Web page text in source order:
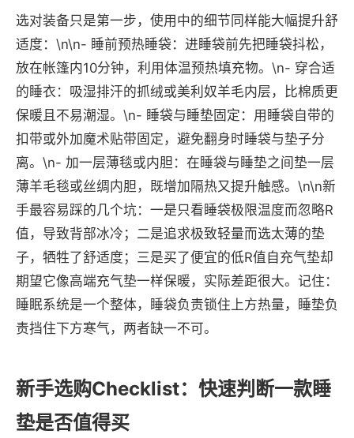
选对装备只是第一步，使用中的细节同样能大幅提升舒
适度：\n\n- 睡前预热睡袋：进睡袋前先把睡袋抖松，
放在帐篷内10分钟，利用体温预热填充物。\n- 穿合适
的睡衣：吸湿排汗的抓绒或美利奴羊毛内层，比棉质更
保暖且不易潮湿。\n- 睡袋与睡垫固定：用睡袋自带的
扣带或外加魔术贴带固定，避免翻身时睡袋与垫子分
离。\n- 加一层薄毯或内胆：在睡袋与睡垫之间垫一层
薄羊毛毯或丝绸内胆，既增加隔热又提升触感。\n\n新
手最容易踩的几个坑：一是只看睡袋极限温度而忽略R
值，导致背部冰冷；二是追求极致轻量而选太薄的垫
子，牺牲了舒适度；三是买了便宜的低R值自充气垫却
期望它像高端充气垫一样保暖，实际差距很大。记住：
睡眠系统是一个整体，睡袋负责锁住上方热量，睡垫负
责挡住下方寒气，两者缺一不可。
新手选购Checklist：快速判断一款睡
垫是否值得买